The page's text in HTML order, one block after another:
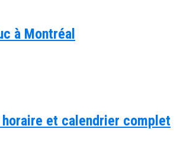
à Montréal
et calendrier complet